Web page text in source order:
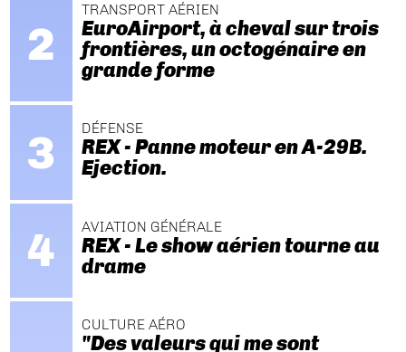
TRANSPORT AÉRIEN
EuroAirport, à cheval sur trois
frontières, un octogénaire en
grande forme
DÉFENSE
REX - Panne moteur en A-29B.
Ejection.
AVIATION GÉNÉRALE
REX - Le show aérien tourne au
drame
CULTURE AÉRO
"Des valeurs qui me sont